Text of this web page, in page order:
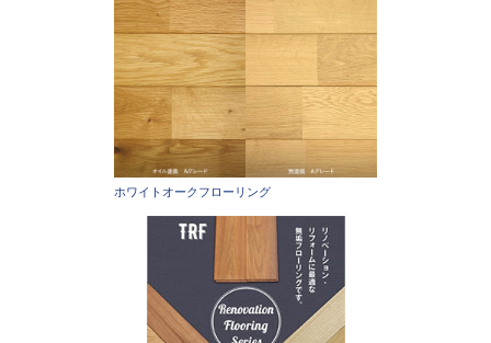
ホワイトオークフローリング